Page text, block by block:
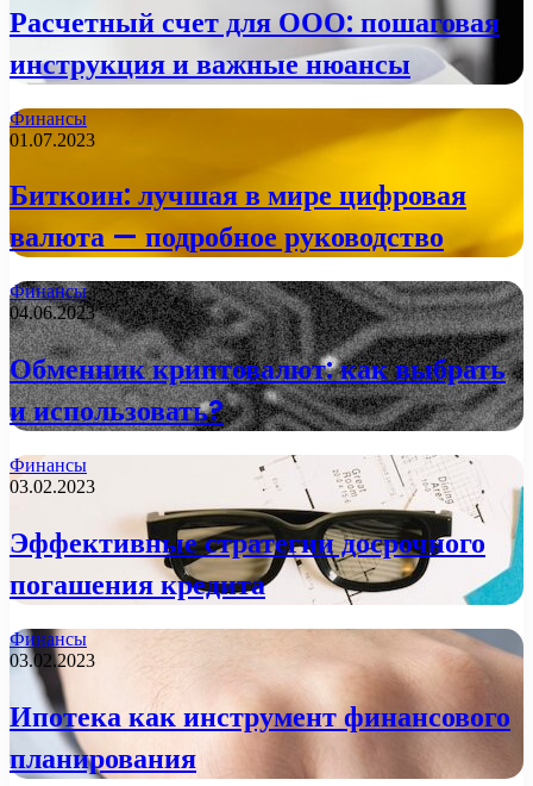
Расчетный счет для ООО: пошаговая
инструкция и важные нюансы
Финансы
01.07.2023
Биткоин: лучшая в мире цифровая
валюта — подробное руководство
Финансы
04.06.2023
Обменник криптовалют: как выбрать
и использовать?
Финансы
03.02.2023
Эффективные стратегии досрочного
погашения кредита
Финансы
03.02.2023
Ипотека как инструмент финансового
планирования